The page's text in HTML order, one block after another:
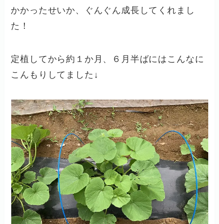
かかったせいか、ぐんぐん成長してくれまし
た！
定植してから約１か月、６月半ばにはこんなに
こんもりしてました↓